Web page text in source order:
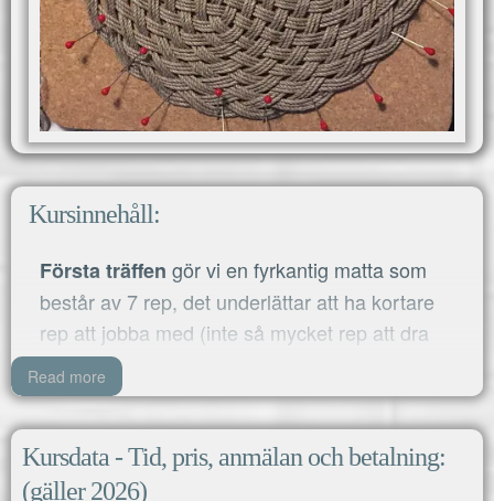
Kursinnehåll:
Första träffen gör vi en fyrkantig matta som
består av 7 rep, det underlättar att ha kortare
rep att jobba med (inte så mycket rep att dra
igenom) och när man gör fel så blir det inte så
mycket att repa upp. Mattan växer också utåt
hela tiden dvs man kan lägga innersta varvet
först och sedan de yttre utanför de inre. Med
sitt fyrkantiga upprepade mönster och relativt
Read more
Kursdata - Tid, pris, anmälan och betalning:
(gäller 2026)